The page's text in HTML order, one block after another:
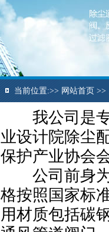
当前位置:>> 网站首页 >>
我公司是专
业设计院除尘
保护产业协会
公司前身为
格按照国家标
用材质包括碳